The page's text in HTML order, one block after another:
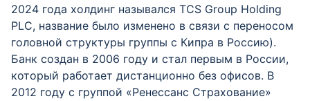
2024 года холдинг назывался TCS Group Holding
PLC, название было изменено в связи с переносом
головной структуры группы с Кипра в Россию).
Банк создан в 2006 году и стал первым в России,
который работает дистанционно без офисов. В
2012 году с группой «Ренессанс Страхование»